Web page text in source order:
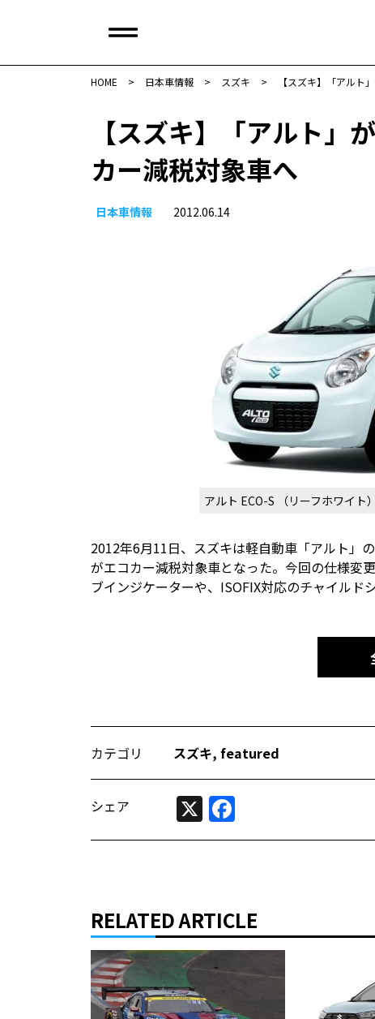
HOME > 日本車情報​ > スズキ > 【スズキ】「アルト
【スズキ】「アルト」
カー減税対象車へ
日本車情報​ 2012.06.14
アルト ECO-S （リーフホワイト）
2012年6月11日、スズキは軽自動車「アルト」
がエコカー減税対象車となった。今回の仕様変
ブインジケーターや、ISOFIX対応のチャイルド
カテゴリ スズキ, featured
シェア X
RELATED ARTICLE